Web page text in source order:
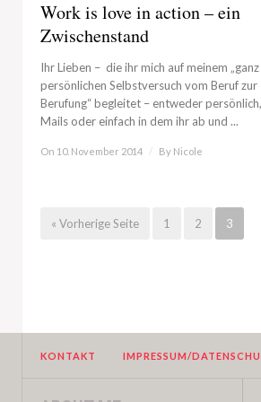
Work is love in action – ein
Zwischenstand
Ihr Lieben – die ihr mich auf meinem „ganz
persönlichen Selbstversuch vom Beruf zur
Berufung“ begleitet – entweder
Mails oder einfach in dem ihr ab und ...
On 10. November 2014 / By Nicole
« Vorherige Seite 1 2 3
KONTAKT IMPRESSUM/